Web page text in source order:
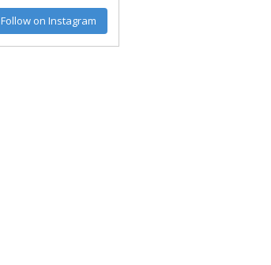
Follow on Instagram